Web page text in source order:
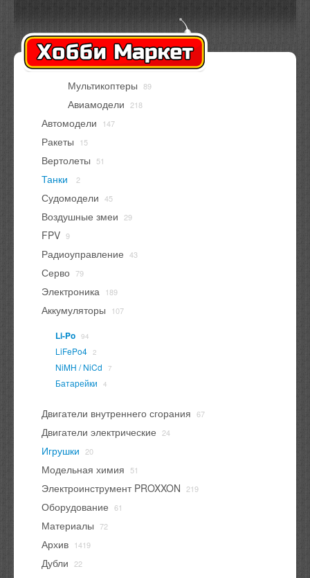
Оплата Доставка
Контакты
Вход
Регистрация
В корзине
Мультикоптеры 89
Авиамодели 218
Автомодели 147
Ракеты 15
Вертолеты 51
Танки 2
Судомодели 45
Воздушные змеи 29
FPV 9
Радиоуправление 43
Серво 79
Электроника 189
Аккумуляторы 107
Li-Po 94
LiFePo4 2
NiMH / NiCd 7
Батарейки 4
Двигатели внутреннего сгорания 67
Двигатели электрические 24
Игрушки 20
Модельная химия 51
Электроинструмент PROXXON 219
Оборудование 61
Материалы 72
Архив 1419
Дубли 22